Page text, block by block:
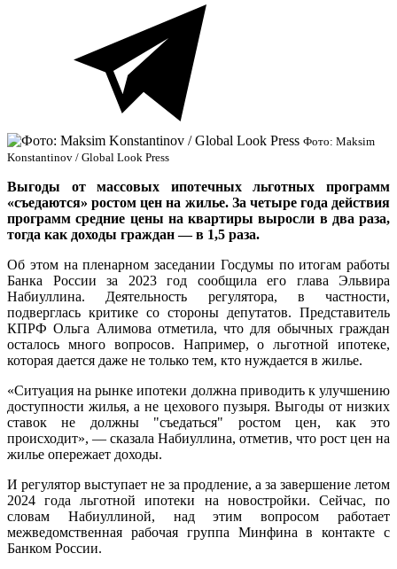
Фото: Maksim
Konstantinov / Global Look Press
Выгоды от массовых ипотечных льготных программ
«съедаются» ростом цен на жилье. За четыре года действия
программ средние цены на квартиры выросли в два раза,
тогда как доходы граждан — в 1,5 раза.
Об этом на пленарном заседании Госдумы по итогам работы
Банка России за 2023 год сообщила его глава Эльвира
Набиуллина. Деятельность регулятора, в частности,
подверглась критике со стороны депутатов. Представитель
КПРФ Ольга Алимова отметила, что для обычных граждан
осталось много вопросов. Например, о льготной ипотеке,
которая дается даже не только тем, кто нуждается в жилье.
«Ситуация на рынке ипотеки должна приводить к улучшению
доступности жилья, а не цехового пузыря. Выгоды от низких
ставок не должны "съедаться" ростом цен, как это
происходит», — сказала Набиуллина, отметив, что рост цен на
жилье опережает доходы.
И регулятор выступает не за продление, а за завершение летом
2024 года льготной ипотеки на новостройки. Сейчас, по
словам Набиуллиной, над этим вопросом работает
межведомственная рабочая группа Минфина в контакте с
Банком России.